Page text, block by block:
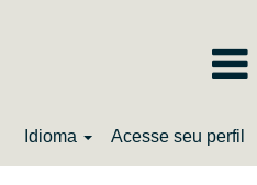
Idioma Acesse seu perfil